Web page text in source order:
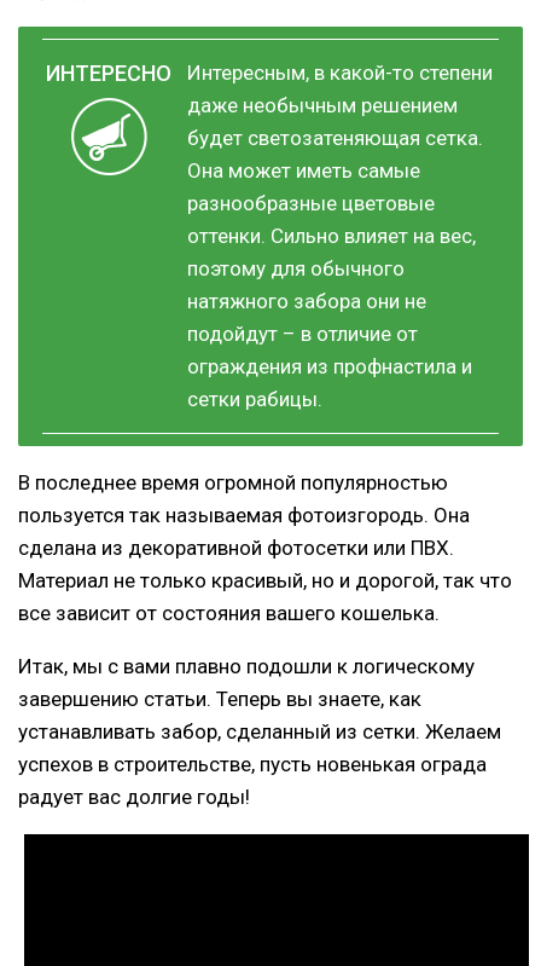
Интересным, в какой-то степени
даже необычным решением
будет светозатеняющая сетка.
Она может иметь самые
разнообразные цветовые
оттенки. Сильно влияет на вес,
поэтому для обычного
натяжного забора они не
подойдут – в отличие от
ограждения из профнастила и
сетки рабицы.
В последнее время огромной популярностью
пользуется так называемая фотоизгородь. Она
сделана из декоративной фотосетки или ПВХ.
Материал не только красивый, но и дорогой, так что
все зависит от состояния вашего кошелька.
Итак, мы с вами плавно подошли к логическому
завершению статьи. Теперь вы знаете, как
устанавливать забор, сделанный из сетки. Желаем
успехов в строительстве, пусть новенькая ограда
радует вас долгие годы!